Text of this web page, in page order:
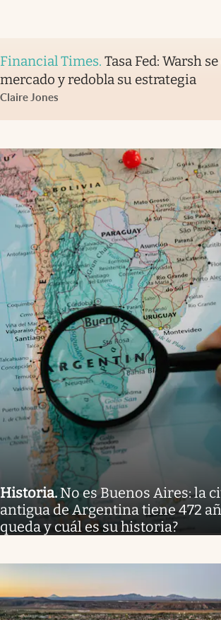
Financial Times. Tasa Fed: Warsh
mercado y redobla su estrategia
Claire Jones
Historia. No es Buenos Aires: la
antigua de Argentina tiene 472
queda y cuál es su historia?